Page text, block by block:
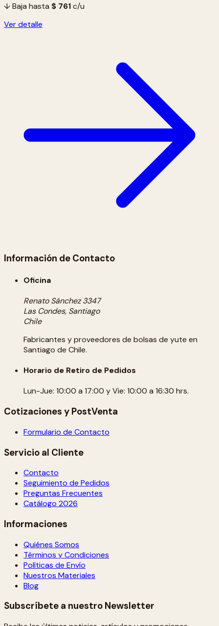
↓ Baja hasta $ 761c/u
Ver detalle
Información de Contacto
Oficina
Renato Sánchez 3347
Las Condes, Santiago
Chile
Fabricantes y proveedores de bolsas de yute en
Santiago de Chile.
Horario de Retiro de Pedidos
Lun-Jue: 10:00 a 17:00 y Vie: 10:00 a 16:30 hrs.
Cotizaciones y PostVenta
Formulario de Contacto
Servicio al Cliente
Contacto
Seguimiento de Pedidos
Preguntas Frecuentes
Catálogo 2026
Informaciones
Quiénes Somos
Términos y Condiciones
Políticas de Envío
Nuestros Materiales
Blog
Subscríbete a nuestro Newsletter